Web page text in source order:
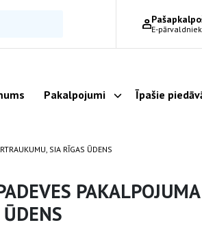
E-
Pakalpojumi ParādītĪpašie
SIA RĪGAS ŪDENS
PAKALPOJUMA